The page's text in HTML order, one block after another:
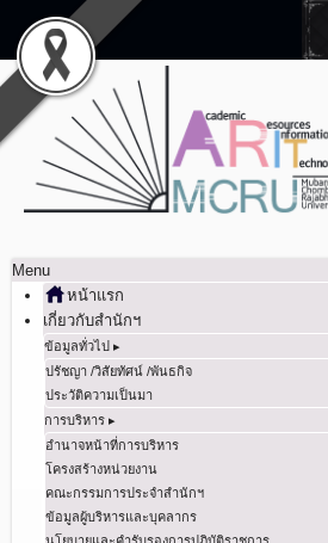
Menu
หน้าแรก
เกี่ยวกับสำนักฯ
ข้อมูลทั่วไป ▸
ปรัชญา /วิสัยทัศน์ /พันธกิจ
ประวัติความเป็นมา
การบริหาร ▸
อำนาจหน้าที่การบริหาร
โครงสร้างหน่วยงาน
คณะกรรมการประจำสำนักฯ
ข้อมูลผู้บริหารและบุคลากร